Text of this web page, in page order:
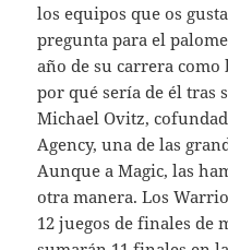
los equipos que os
pregunta para el
año de su carrera como
por qué sería de él tras
Michael Ovitz,
Agency, una de las
Aunque a Magic, las
otra manera. Los
12 juegos de finales de